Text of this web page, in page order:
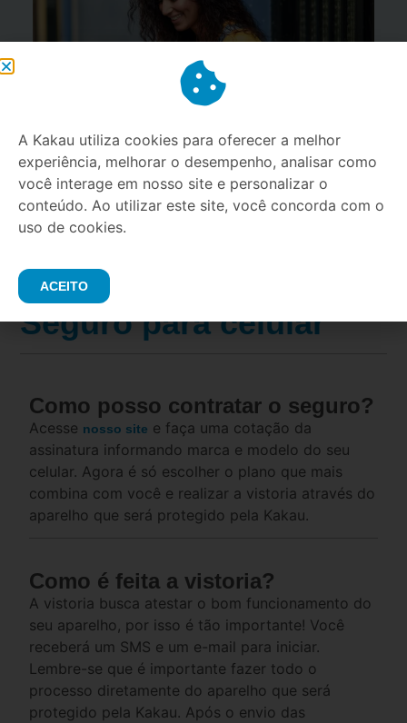
Como escolher o contrato de
seguro ideal para o seu perfil?
Perguntas frequentes sobre
Seguro para celular
Como posso contratar o seguro?
Acesse nosso site e faça uma cotação da
assinatura informando marca e modelo do seu
celular. Agora é só escolher o plano que mais
combina com você e realizar a vistoria através do
aparelho que será protegido pela Kakau.
Como é feita a vistoria?
A vistoria busca atestar o bom funcionamento do
seu aparelho, por isso é tão importante! Você
receberá um SMS e um e-mail para iniciar.
Lembre-se que é importante fazer todo o
processo diretamente do aparelho que será
protegido pela Kakau. Após o envio das
A Kakau utiliza cookies para oferecer a melhor
experiência, melhorar o desempenho, analisar como
você interage em nosso site e personalizar o
conteúdo. Ao utilizar este site, você concorda com o
uso de cookies.
ACEITO